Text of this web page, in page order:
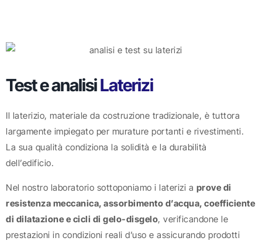
Test e analisiLaterizi
Il laterizio, materiale da costruzione tradizionale, è tuttora
largamente impiegato per murature portanti e rivestimenti.
La sua qualità condiziona la solidità e la durabilità
dell’edificio.
Nel nostro laboratorio sottoponiamo i laterizi a prove di
resistenza meccanica, assorbimento d’acqua, coefficiente
di dilatazione e cicli di gelo-disgelo, verificandone le
prestazioni in condizioni reali d’uso e assicurando prodotti